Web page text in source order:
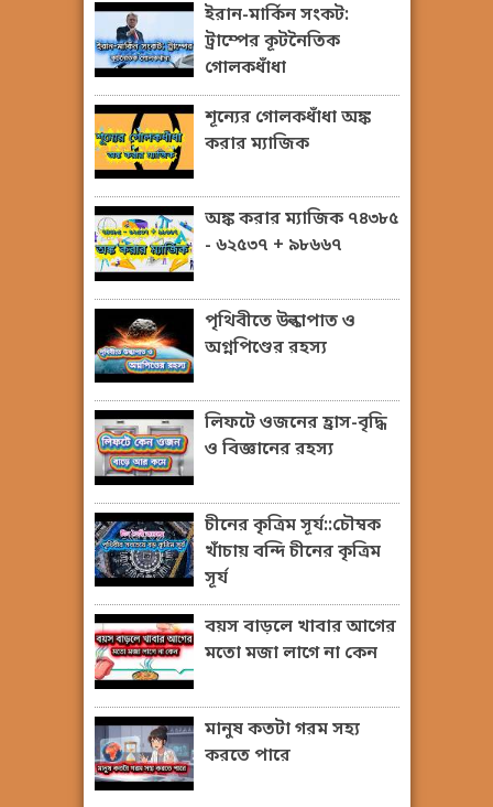
ইরান-মার্কিন সংকট:
ট্রাম্পের কূটনৈতিক
গোলকধাঁধা
শূন্যের গোলকধাঁধা অঙ্ক
করার ম্যাজিক
অঙ্ক করার ম্যাজিক ৭৪৩৮৫
- ৬২৫৩৭ + ৯৮৬৬৭
পৃথিবীতে উল্কাপাত ও
অগ্নপিণ্ডের রহস্য
লিফটে ওজনের হ্রাস-বৃদ্ধি
ও বিজ্ঞানের রহস্য
চীনের কৃত্রিম সূর্য::চৌম্বক
খাঁচায় বন্দি চীনের কৃত্রিম
সূর্য
বয়স বাড়লে খাবার আগের
মতো মজা লাগে না কেন
মানুষ কতটা গরম সহ্য
করতে পারে